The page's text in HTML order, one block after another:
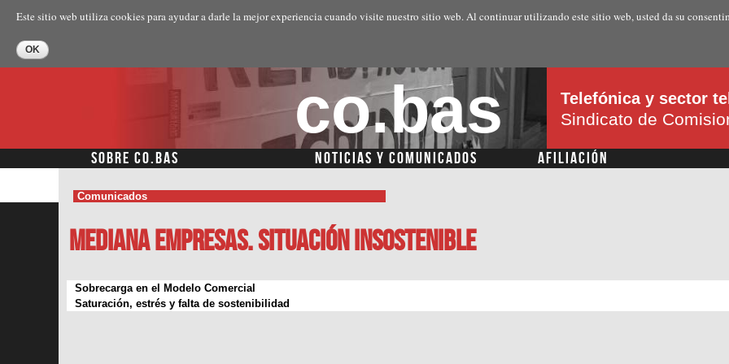
contenido
Este sitio web utiliza cookies para ayudar a darle la mejor experiencia cuando visite nuestro sitio web. Al continuar utilizando este sitio web, usted da su
co.bas Telefónica y sector
Sindicato de
SOBRE CO.BAS NOTICIAS Y COMUNICADOS AFILIACIÓN
Comunicados
Mediana Empresas. Situación Insostenible
Sobrecarga en el Modelo Comercial
Saturación, estrés y falta de sostenibilidad